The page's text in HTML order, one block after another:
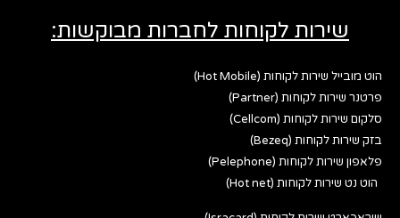
שירות לקוחות לחברות מבוקשות:
הוט מובייל שירות לקוחות (Hot Mobile)
פרטנר שירות לקוחות (Partner)
סלקום שירות לקוחות (Cellcom)
בזק שירות לקוחות (Bezeq)
פלאפון שירות לקוחות (Pelephone)
הוט נט שירות לקוחות (Hot net)